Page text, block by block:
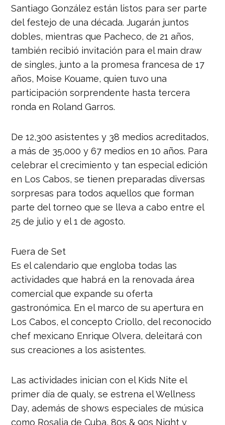
Santiago González están listos para ser parte
del festejo de una década. Jugarán juntos
dobles, mientras que Pacheco, de 21 años,
también recibió invitación para el main draw
de singles, junto a la promesa francesa de 17
años, Moise Kouame, quien tuvo una
participación sorprendente hasta tercera
ronda en Roland Garros.
De 12,300 asistentes y 38 medios acreditados,
a más de 35,000 y 67 medios en 10 años. Para
celebrar el crecimiento y tan especial edición
en Los Cabos, se tienen preparadas diversas
sorpresas para todos aquellos que forman
parte del torneo que se lleva a cabo entre el
25 de julio y el 1 de agosto.
Fuera de Set
Es el calendario que engloba todas las
actividades que habrá en la renovada área
comercial que expande su oferta
gastronómica. En el marco de su apertura en
Los Cabos, el concepto Criollo, del reconocido
chef mexicano Enrique Olvera, deleitará con
sus creaciones a los asistentes.
Las actividades inician con el Kids Nite el
primer día de qualy, se estrena el Wellness
Day, además de shows especiales de música
como Rosalia de Cuba, 80s & 90s Night y